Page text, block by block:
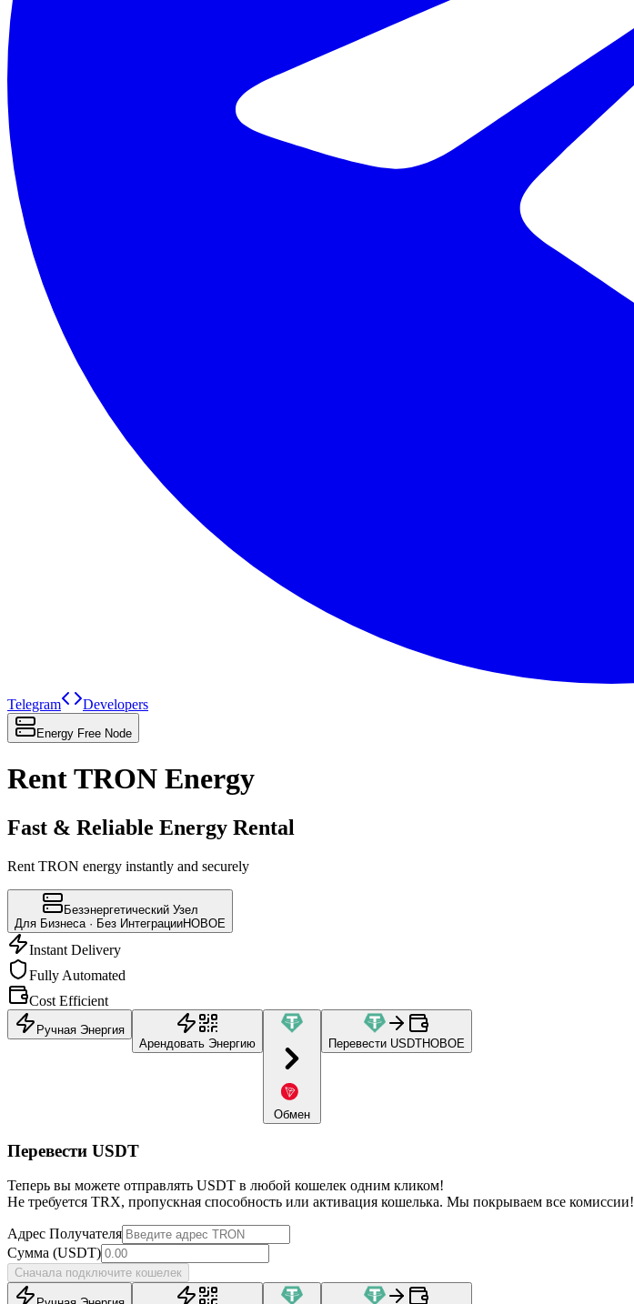
Telegram Developers
Energy Free Node
Rent TRON Energy
Fast & Reliable Energy Rental
Rent TRON energy instantly and securely
Безэнергетический Узел
Для Бизнеса · Без ИнтеграцииНОВОЕ
Instant Delivery
Fully Automated
Cost Efficient
Ручная Энергия
Арендовать Энергию
Обмен
Перевести USDTНОВОЕ
Перевести USDT
Теперь вы можете отправлять USDT в любой кошелек одним кликом!
Не требуется TRX, пропускная способность или активация кошелька. Мы покрываем все комиссии!
Адрес Получателя
Сумма (USDT)
Сначала подключите кошелек